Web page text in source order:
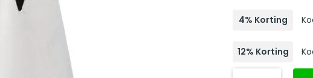
4% Korting
12% Korting